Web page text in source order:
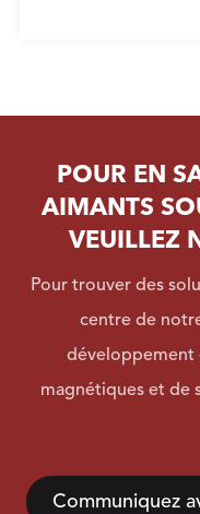
POUR EN
AIMANTS
VEUILLEZ
Pour trouver des
centre de
développement
magnétiques et de
Communiquez